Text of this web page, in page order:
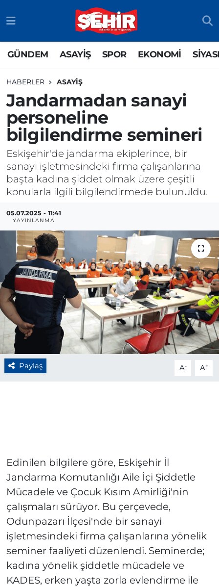
GÜNDEM ASAYİŞ SPOR EKONOMİ
HABERLER ASAYİŞ
Jandarmadan sanayi
personeline
bilgilendirme semineri
Eskişehir'de jandarma ekiplerince, bir
sanayi işletmesindeki firma çalışanlarına
başta kadına şiddet olmak üzere çeşitli
konularla ilgili bilgilendirmede bulunuldu.
05.07.2025 - 11:41
YAYINLANMA
Paylaş A- A+
Edinilen bilgilere göre, Eskişehir İl
Jandarma Komutanlığı Aile İçi Şiddetle
Mücadele ve Çocuk Kısım Amirliği'nin
çalışmaları sürüyor. Bu çerçevede,
Odunpazarı İlçesi'nde bir sanayi
işletmesindeki firma çalışanlarına yönelik
seminer faaliyeti düzenlendi. Seminerde;
kadına yönelik şiddetle mücadele ve
KADES, erken yaşta zorla evlendirme ile
SPOR
EKONOMİ
SİYASET
RESMİ İLAN
SİYASET
SPOR
EKONOMİ
EĞİTİM
SAĞLIK
TEKNOLOJİ
BÖLGE
YAŞAM
DÜNYA
GENEL
GÜNCEL
RESMİ İLAN
Odunpazarı Nöbetçi Eczaneler
Odunpazarı Hava Durumu
Odunpazarı Trafik Yoğunluk Haritası
TFF 3.Lig 4.Grup Puan Durumu ve Fikstür
Tüm Manşetler
Son Dakika Haberleri
Haber Arşivi